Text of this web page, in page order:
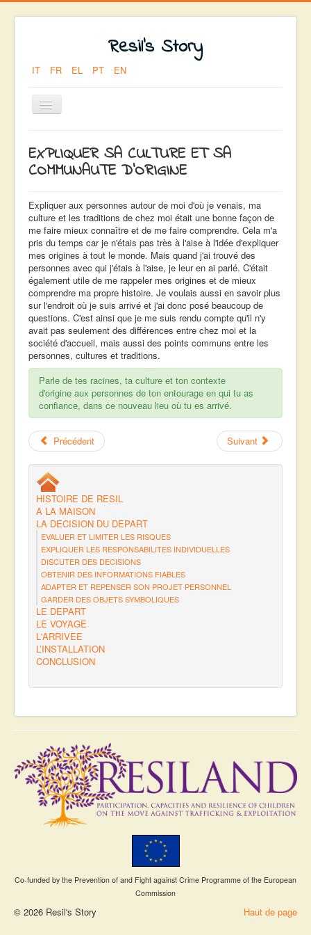
Resil's Story
IT FR EL PT EN
Toggle
Navigation
Vous êtes ici :
Accueil
LA DECISION DU DEPART
Francois
EXPLIQUER SA CULTURE ET SA COMMUNAUTE
EXPLIQUER SA CULTURE ET SA
COMMUNAUTE D’ORIGINE
Expliquer aux personnes autour de moi d'où je venais, ma
culture et les traditions de chez moi était une bonne façon de
me faire mieux connaître et de me faire comprendre. Cela m'a
pris du temps car je n'étais pas très à l'aise à l'idée d'expliquer
mes origines à tout le monde. Mais quand j'ai trouvé des
personnes avec qui j'étais à l'aise, je leur en ai parlé. C'était
également utile de me rappeler mes origines et de mieux
comprendre ma propre histoire. Je voulais aussi en savoir plus
sur l'endroit où je suis arrivé et j'ai donc posé beaucoup de
questions. C'est ainsi que je me suis rendu compte qu'il n'y
avait pas seulement des différences entre chez moi et la
société d'accueil, mais aussi des points communs entre les
personnes, cultures et traditions.
Parle de tes racines, ta culture et ton contexte
d'origine aux personnes de ton entourage en qui tu as
confiance, dans ce nouveau lieu où tu es arrivé.
Précédent Suivant
HISTOIRE DE RESIL
A LA MAISON
LA DECISION DU DEPART
EVALUER ET LIMITER LES RISQUES
EXPLIQUER LES RESPONSABILITES INDIVIDUELLES
DISCUTER DES DECISIONS
OBTENIR DES INFORMATIONS FIABLES
ADAPTER ET REPENSER SON PROJET PERSONNEL
GARDER DES OBJETS SYMBOLIQUES
LE DEPART
LE VOYAGE
L'ARRIVEE
L’INSTALLATION
CONCLUSION
Co-funded by the Prevention of and Fight against Crime Programme of the European
Commission
Haut de page
© 2026 Resil's Story